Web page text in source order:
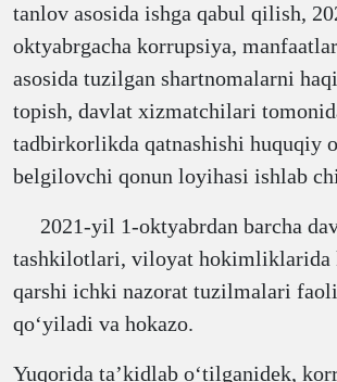
tanlov asosida ishga qabul qilish,
oktyabrgacha korrupsiya,
asosida tuzilgan shartnomalarni
topish, davlat xizmatchilari
tadbirkorlikda qatnashishi huquqiy
belgilovchi qonun loyihasi ishlab
2021-yil 1-oktyabrdan barcha
tashkilotlari, viloyat hokimliklarida
qarshi ichki nazorat tuzilmalari
qoʻyiladi va hokazo.
Yuqorida taʼkidlab oʻtilganidek,